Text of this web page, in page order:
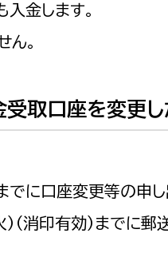
金します。
。
取口座を変更し
でに口座変更等の申
（消印有効）までに